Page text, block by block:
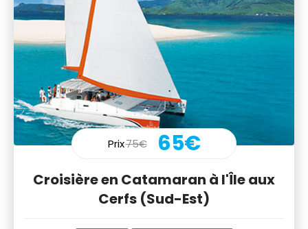
Prix75€ 65€
Croisière en Catamaran à l'Île aux
Cerfs (Sud-Est)